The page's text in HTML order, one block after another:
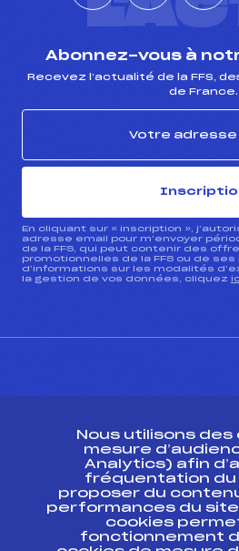
Abonnez-vous à
Recevez l’actualité de la FFS,
de France.
En cliquant sur « inscription »,
adresse email pour m’envoyer
de la FFS, qui peut contenir des
promotionnelles de la FFS ou de ses
d’informations sur les modalités
la gestion de vos données, cliquez
ESPACE PRESSE
Ressources
Pass’Neige
Projet sportif fédéral
Nous utilisons des
mesure
Analytics) afin
fréquentation du
proposer du
performances du
cookies
fonctionnement